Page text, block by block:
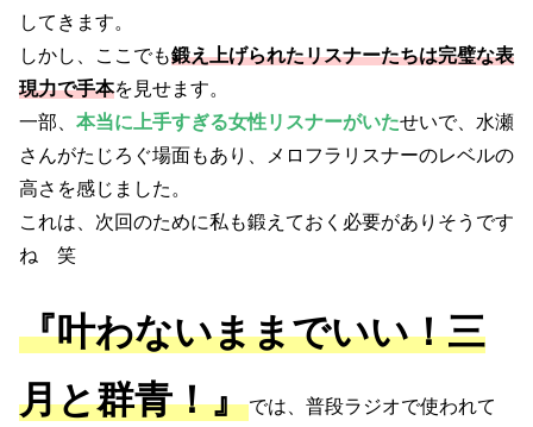
してきます。
しかし、ここでも鍛え上げられたリスナーたちは完璧な表
現力で手本を見せます。
一部、 本当に上手すぎる女性リスナーがいたせいで、水瀬
さんがたじろぐ場面もあり、メロフラリスナーのレベルの
高さを感じました。
これは、次回のために私も鍛えておく必要がありそうです
ね 笑
『叶わないままでいい！三
月と群青！』では、普段ラジオで使われて